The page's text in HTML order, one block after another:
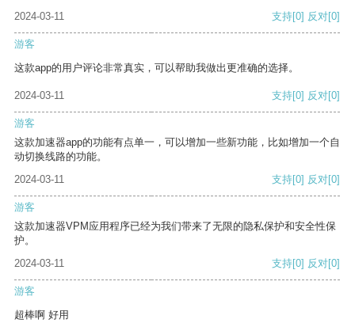
2024-03-11 支持[0] 反对[0]
游客
这款app的用户评论非常真实，可以帮助我做出更准确的选择。
2024-03-11 支持[0] 反对[0]
游客
这款加速器app的功能有点单一，可以增加一些新功能，比如增加一个自
动切换线路的功能。
2024-03-11
支持[0] 反对[0]
游客
这款加速器VPM应用程序已经为我们带来了无限的隐私保护和安全性保
护。
2024-03-11
支持[0] 反对[0]
游客
超棒啊 好用